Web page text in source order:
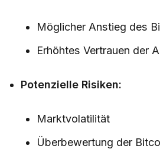
Möglicher Anstieg des
Erhöhtes Vertrauen der
Potenzielle Risiken:
Marktvolatilität
Überbewertung der